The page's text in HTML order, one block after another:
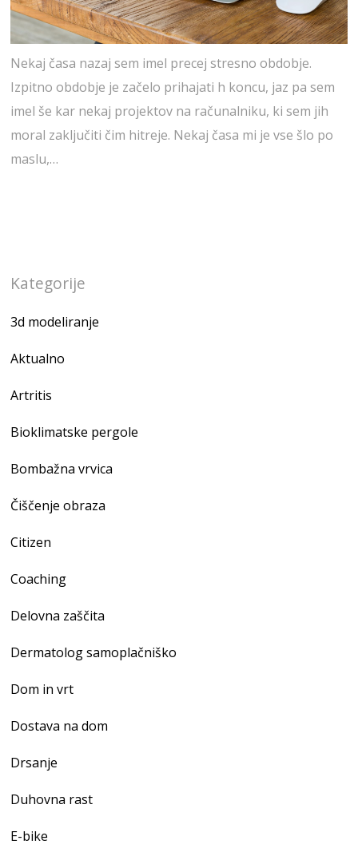
Nekaj časa nazaj sem imel precej stresno obdobje.
Izpitno obdobje je začelo prihajati h koncu, jaz pa sem
imel še kar nekaj projektov na računalniku, ki sem jih
moral zaključiti čim hitreje. Nekaj časa mi je vse šlo po
maslu,…
Kategorije
3d modeliranje
Aktualno
Artritis
Bioklimatske pergole
Bombažna vrvica
Čiščenje obraza
Citizen
Coaching
Delovna zaščita
Dermatolog samoplačniško
Dom in vrt
Dostava na dom
Drsanje
Duhovna rast
E-bike